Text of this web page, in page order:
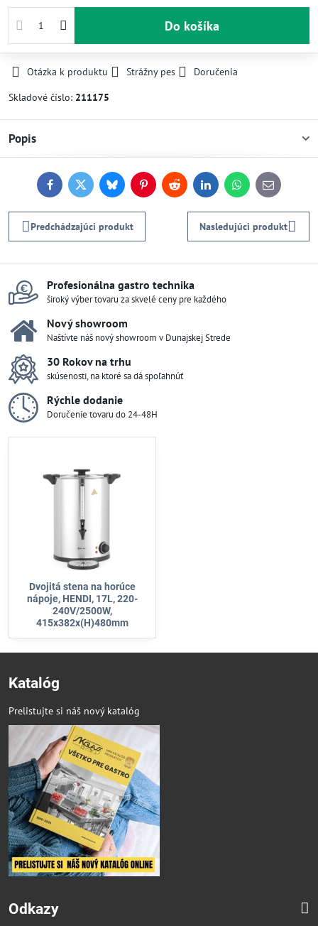
Do košíka
Otázka k produktu Strážny pes
Doručenia
Skladové číslo: 211175
Popis
FacebookTwitterBlueskyPinterestReddit LinkedInWhatsApp
E-
mail
Predchádzajúci produkt Nasledujúci produkt
Profesionálna gastro technika
široký výber tovaru za skvelé ceny pre každého
Nový showroom
Naštívte náš nový showroom v Dunajskej Strede
30 Rokov na trhu
skúsenosti, na ktoré sa dá spoľahnúť
Rýchle dodanie
Doručenie tovaru do 24-48H
Dvojitá stena na horúce
nápoje, HENDI, 17L, 220-
240V/2500W,
415x382x(H)480mm
Katalóg
Prelistujte si náš nový katalóg
Odkazy